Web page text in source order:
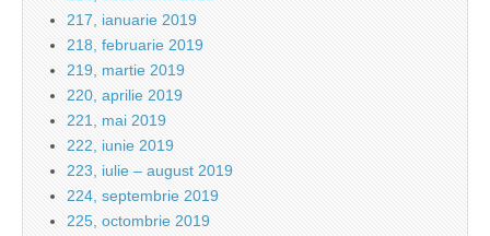
217, ianuarie 2019
218, februarie 2019
219, martie 2019
220, aprilie 2019
221, mai 2019
222, iunie 2019
223, iulie – august 2019
224, septembrie 2019
225, octombrie 2019